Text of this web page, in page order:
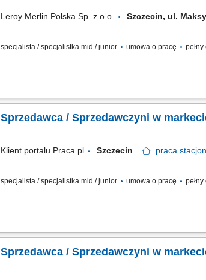
Leroy Merlin Polska Sp. z o.o. Szczecin, ul.
specjalista / specjalistka mid / junior umowa o pracę pełny
Co będziesz robić? Twój start z Buddym: przez pierwsze 4
Sprzedawca / Sprzedawczyni w
Klient portalu Praca.pl Szczecin praca
specjalista / specjalistka mid / junior umowa o pracę pełny
Codzienny kontakt z klientami i wsparcie ich w
Sprzedawca / Sprzedawczyni w